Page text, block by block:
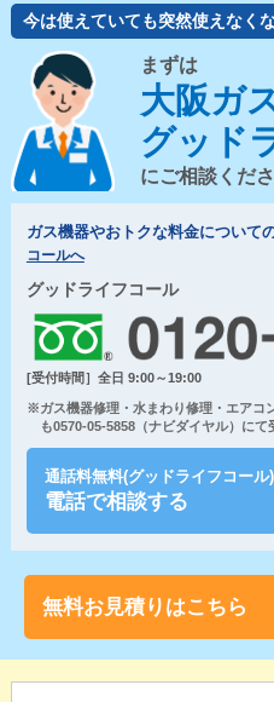
今は使えていても突然使えなく
まずは
大阪ガ
グッド
にご相談くださ
ガス機器やおトクな料金について
コールへ
グッドライフコール
[受付時間］全日 9:00～19:00
※ガス機器修理・水まわり修理・エアコ
も0570-05-5858（ナビダイヤル）にて
通話料無料(グッドライフコール)
電話で相談する
無料お見積りはこちら